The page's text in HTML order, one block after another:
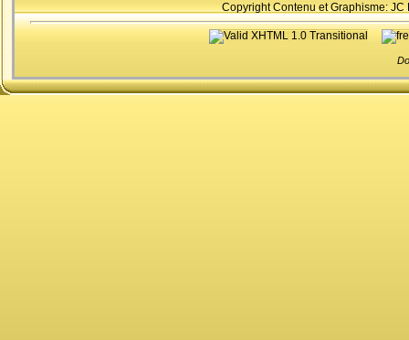
Copyright Contenu et Graphisme: